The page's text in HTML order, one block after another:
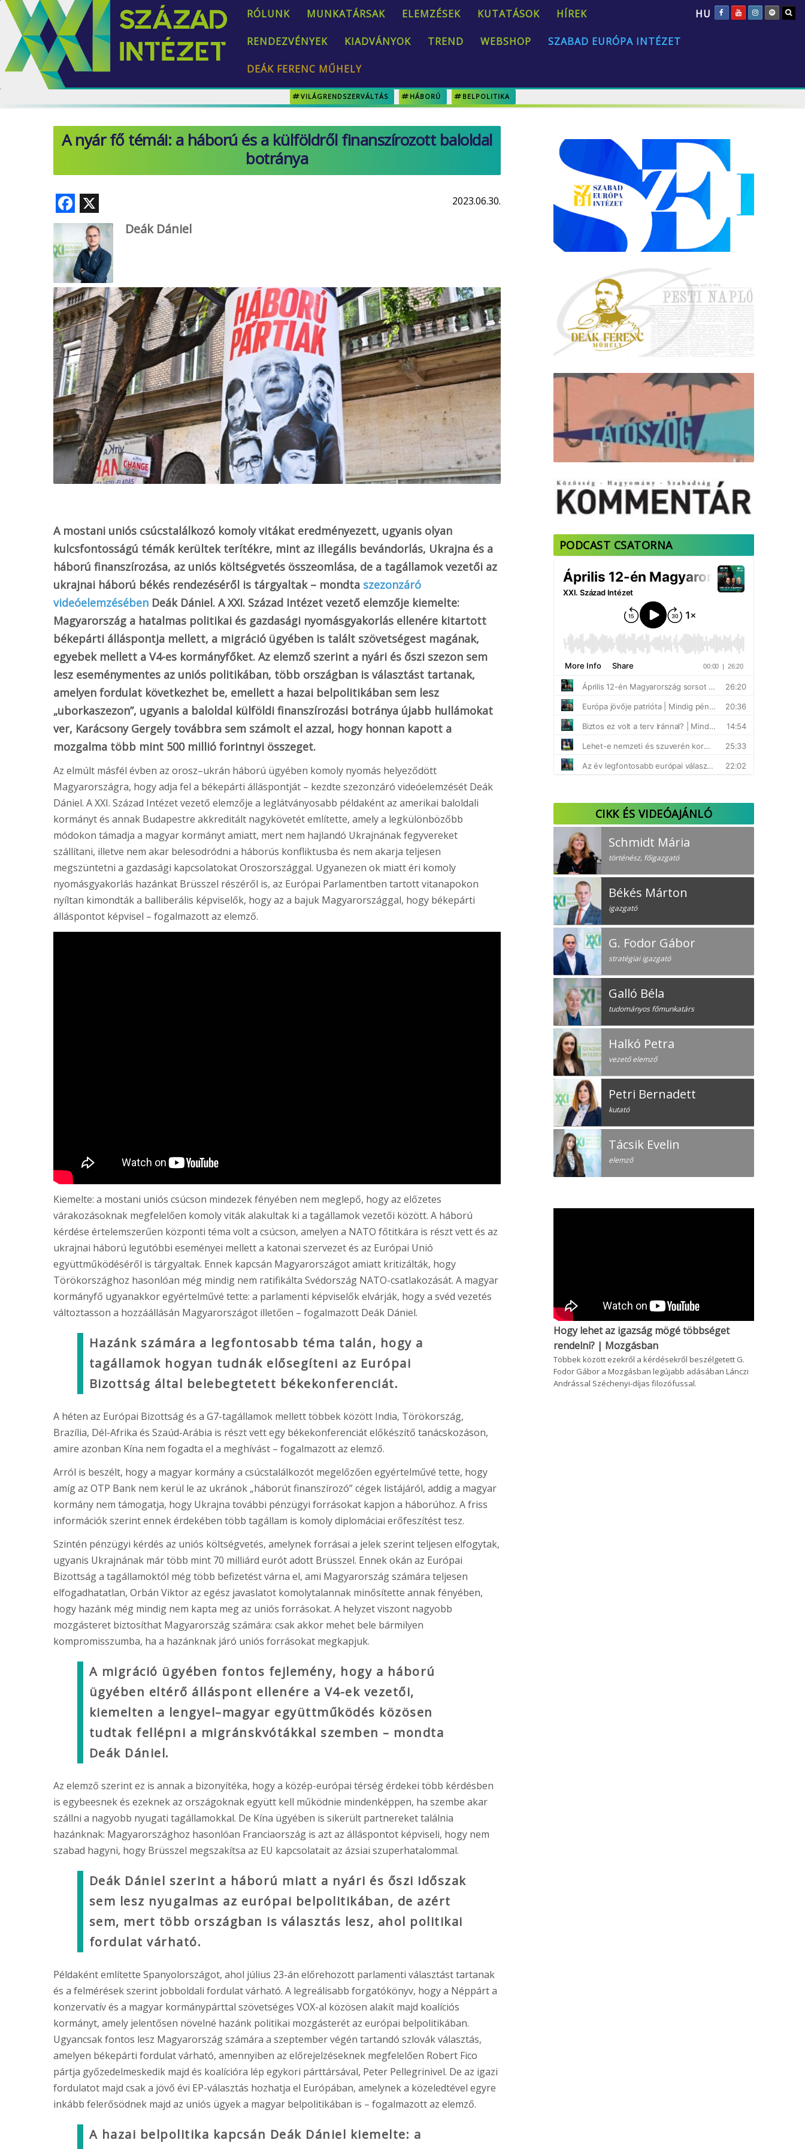
HU
RÓLUNK MUNKATÁRSAK ELEMZÉSEK KUTATÁSOK HÍREK
RENDEZVÉNYEK KIADVÁNYOK TREND WEBSHOP SZABAD EURÓPA INTÉZET
DEÁK FERENC MŰHELY
VILÁGRENDSZERVÁLTÁS HÁBORÚ BELPOLITIKA
A nyár fő témái: a háború és a külföldről finanszírozott baloldal
botránya
F
ac
e
b
o
o
k
2023.06.30.
Deák Dániel
A mostani uniós csúcstalálkozó komoly vitákat eredményezett, ugyanis olyan
kulcsfontosságú témák kerültek terítékre, mint az illegális bevándorlás, Ukrajna és a
háború finanszírozása, az uniós költségvetés összeomlása, de a tagállamok vezetői az
ukrajnai háború békés rendezéséről is tárgyaltak – mondta szezonzáró
videóelemzésébenDeák Dániel. A XXI. Század Intézet vezető elemzője kiemelte:
Magyarország a hatalmas politikai és gazdasági nyomásgyakorlás ellenére kitartott
békepárti álláspontja mellett, a migráció ügyében is talált szövetségest magának,
egyebek mellett a V4-es kormányfőket. Az elemző szerint a nyári és őszi szezon sem
lesz eseménymentes az uniós politikában, több országban is választást tartanak,
amelyen fordulat következhet be, emellett a hazai belpolitikában sem lesz
„uborkaszezon”, ugyanis a baloldal külföldi finanszírozási botránya újabb hullámokat
ver, Karácsony Gergely továbbra sem számolt el azzal, hogy honnan kapott a
mozgalma több mint 500 millió forintnyi összeget.
Az elmúlt másfél évben az orosz–ukrán háború ügyében komoly nyomás helyeződött
Magyarországra, hogy adja fel a békepárti álláspontját – kezdte szezonzáró videóelemzését Deák
Dániel. A XXI. Század Intézet vezető elemzője a leglátványosabb példaként az amerikai baloldali
kormányt és annak Budapestre akkreditált nagykövetét említette, amely a legkülönbözőbb
módokon támadja a magyar kormányt amiatt, mert nem hajlandó Ukrajnának fegyvereket
szállítani, illetve nem akar belesodródni a háborús konfliktusba és nem akarja teljesen
megszüntetni a gazdasági kapcsolatokat Oroszországgal. Ugyanezen ok miatt éri komoly
nyomásgyakorlás hazánkat Brüsszel részéről is, az Európai Parlamentben tartott vitanapokon
nyíltan kimondták a balliberális képviselők, hogy az a bajuk Magyarországgal, hogy békepárti
álláspontot képvisel – fogalmazott az elemző.
Kiemelte: a mostani uniós csúcson mindezek fényében nem meglepő, hogy az előzetes
várakozásoknak megfelelően komoly viták alakultak ki a tagállamok vezetői között. A háború
kérdése értelemszerűen központi téma volt a csúcson, amelyen a NATO főtitkára is részt vett és az
ukrajnai háború legutóbbi eseményei mellett a katonai szervezet és az Európai Unió
együttműködéséről is tárgyaltak. Ennek kapcsán Magyarországot amiatt kritizálták, hogy
Törökországhoz hasonlóan még mindig nem ratifikálta Svédország NATO-csatlakozását. A magyar
kormányfő ugyanakkor egyértelművé tette: a parlamenti képviselők elvárják, hogy a svéd vezetés
változtasson a hozzáállásán Magyarországot illetően – fogalmazott Deák Dániel.
Hazánk számára a legfontosabb téma talán, hogy a
tagállamok hogyan tudnák elősegíteni az Európai
Bizottság által belebegtetett békekonferenciát.
A héten az Európai Bizottság és a G7-tagállamok mellett többek között India, Törökország,
Brazília, Dél-Afrika és Szaúd-Arábia is részt vett egy békekonferenciát előkészítő tanácskozáson,
amire azonban Kína nem fogadta el a meghívást – fogalmazott az elemző.
Arról is beszélt, hogy a magyar kormány a csúcstalálkozót megelőzően egyértelművé tette, hogy
amíg az OTP Bank nem kerül le az ukránok „háborút finanszírozó” cégek listájáról, addig a magyar
kormány nem támogatja, hogy Ukrajna további pénzügyi forrásokat kapjon a háborúhoz. A friss
információk szerint ennek érdekében több tagállam is komoly diplomáciai erőfeszítést tesz.
Szintén pénzügyi kérdés az uniós költségvetés, amelynek forrásai a jelek szerint teljesen elfogytak,
ugyanis Ukrajnának már több mint 70 milliárd eurót adott Brüsszel. Ennek okán az Európai
Bizottság a tagállamoktól még több befizetést várna el, ami Magyarország számára teljesen
elfogadhatatlan, Orbán Viktor az egész javaslatot komolytalannak minősítette annak fényében,
hogy hazánk még mindig nem kapta meg az uniós forrásokat. A helyzet viszont nagyobb
mozgásteret biztosíthat Magyarország számára: csak akkor mehet bele bármilyen
kompromisszumba, ha a hazánknak járó uniós forrásokat megkapjuk.
A migráció ügyében fontos fejlemény, hogy a háború
ügyében eltérő álláspont ellenére a V4-ek vezetői,
kiemelten a lengyel–magyar együttműködés közösen
tudtak fellépni a migránskvótákkal szemben – mondta
Deák Dániel.
Az elemző szerint ez is annak a bizonyítéka, hogy a közép-európai térség érdekei több kérdésben
is egybeesnek és ezeknek az országoknak együtt kell működnie mindenképpen, ha szembe akar
szállni a nagyobb nyugati tagállamokkal. De Kína ügyében is sikerült partnereket találnia
hazánknak: Magyarországhoz hasonlóan Franciaország is azt az álláspontot képviseli, hogy nem
szabad hagyni, hogy Brüsszel megszakítsa az EU kapcsolatait az ázsiai szuperhatalommal.
Deák Dániel szerint a háború miatt a nyári és őszi időszak
sem lesz nyugalmas az európai belpolitikában, de azért
sem, mert több országban is választás lesz, ahol politikai
fordulat várható.
Példaként említette Spanyolországot, ahol július 23-án előrehozott parlamenti választást tartanak
és a felmérések szerint jobboldali fordulat várható. A legreálisabb forgatókönyv, hogy a Néppárt a
konzervatív és a magyar kormánypárttal szövetséges VOX-al közösen alakít majd koalíciós
kormányt, amely jelentősen növelné hazánk politikai mozgásterét az európai belpolitikában.
Ugyancsak fontos lesz Magyarország számára a szeptember végén tartandó szlovák választás,
amelyen békepárti fordulat várható, amennyiben az előrejelzéseknek megfelelően Robert Fico
pártja győzedelmeskedik majd és koalícióra lép egykori párttársával, Peter Pellegrinivel. De az igazi
fordulatot majd csak a jövő évi EP-választás hozhatja el Európában, amelynek a közeledtével egyre
inkább felerősödnek majd az uniós ügyek a magyar belpolitikában is – fogalmazott az elemző.
A hazai belpolitika kapcsán Deák Dániel kiemelte: a
PODCAST CSATORNA
CIKK ÉS VIDEÓAJÁNLÓ
Schmidt Mária
történész, főigazgató
Békés Márton
igazgató
G. Fodor Gábor
stratégiai igazgató
Galló Béla
tudományos főmunkatárs
Halkó Petra
vezető elemző
Petri Bernadett
kutató
Tácsik Evelin
elemző
Hogy lehet az igazság mögé többséget
rendelni? | Mozgásban
Többek között ezekről a kérdésekről beszélgetett G.
Fodor Gábor a Mozgásban legújabb adásában Lánczi
Andrással Széchenyi-díjas filozófussal.